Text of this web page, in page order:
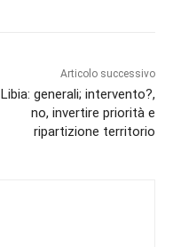
Articolo successivo
Libia: generali; intervento?,
no, invertire priorità e
ripartizione territorio